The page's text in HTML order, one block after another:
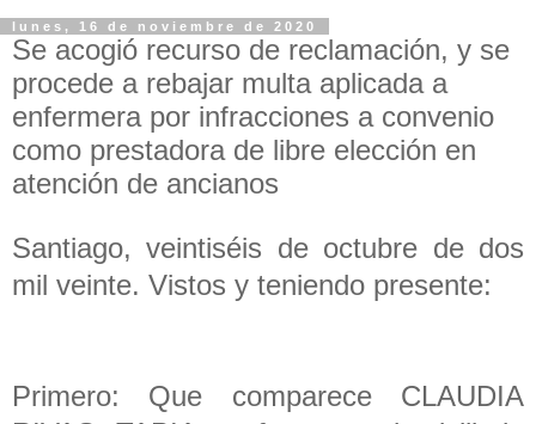
lunes, 16 de noviembre de 2020
Se acogió recurso de reclamación, y se
procede a rebajar multa aplicada a
enfermera por infracciones a convenio
como prestadora de libre elección en
atención de ancianos
Santiago, veintiséis de octubre de dos
mil veinte. Vistos y teniendo presente:
Primero: Que comparece CLAUDIA